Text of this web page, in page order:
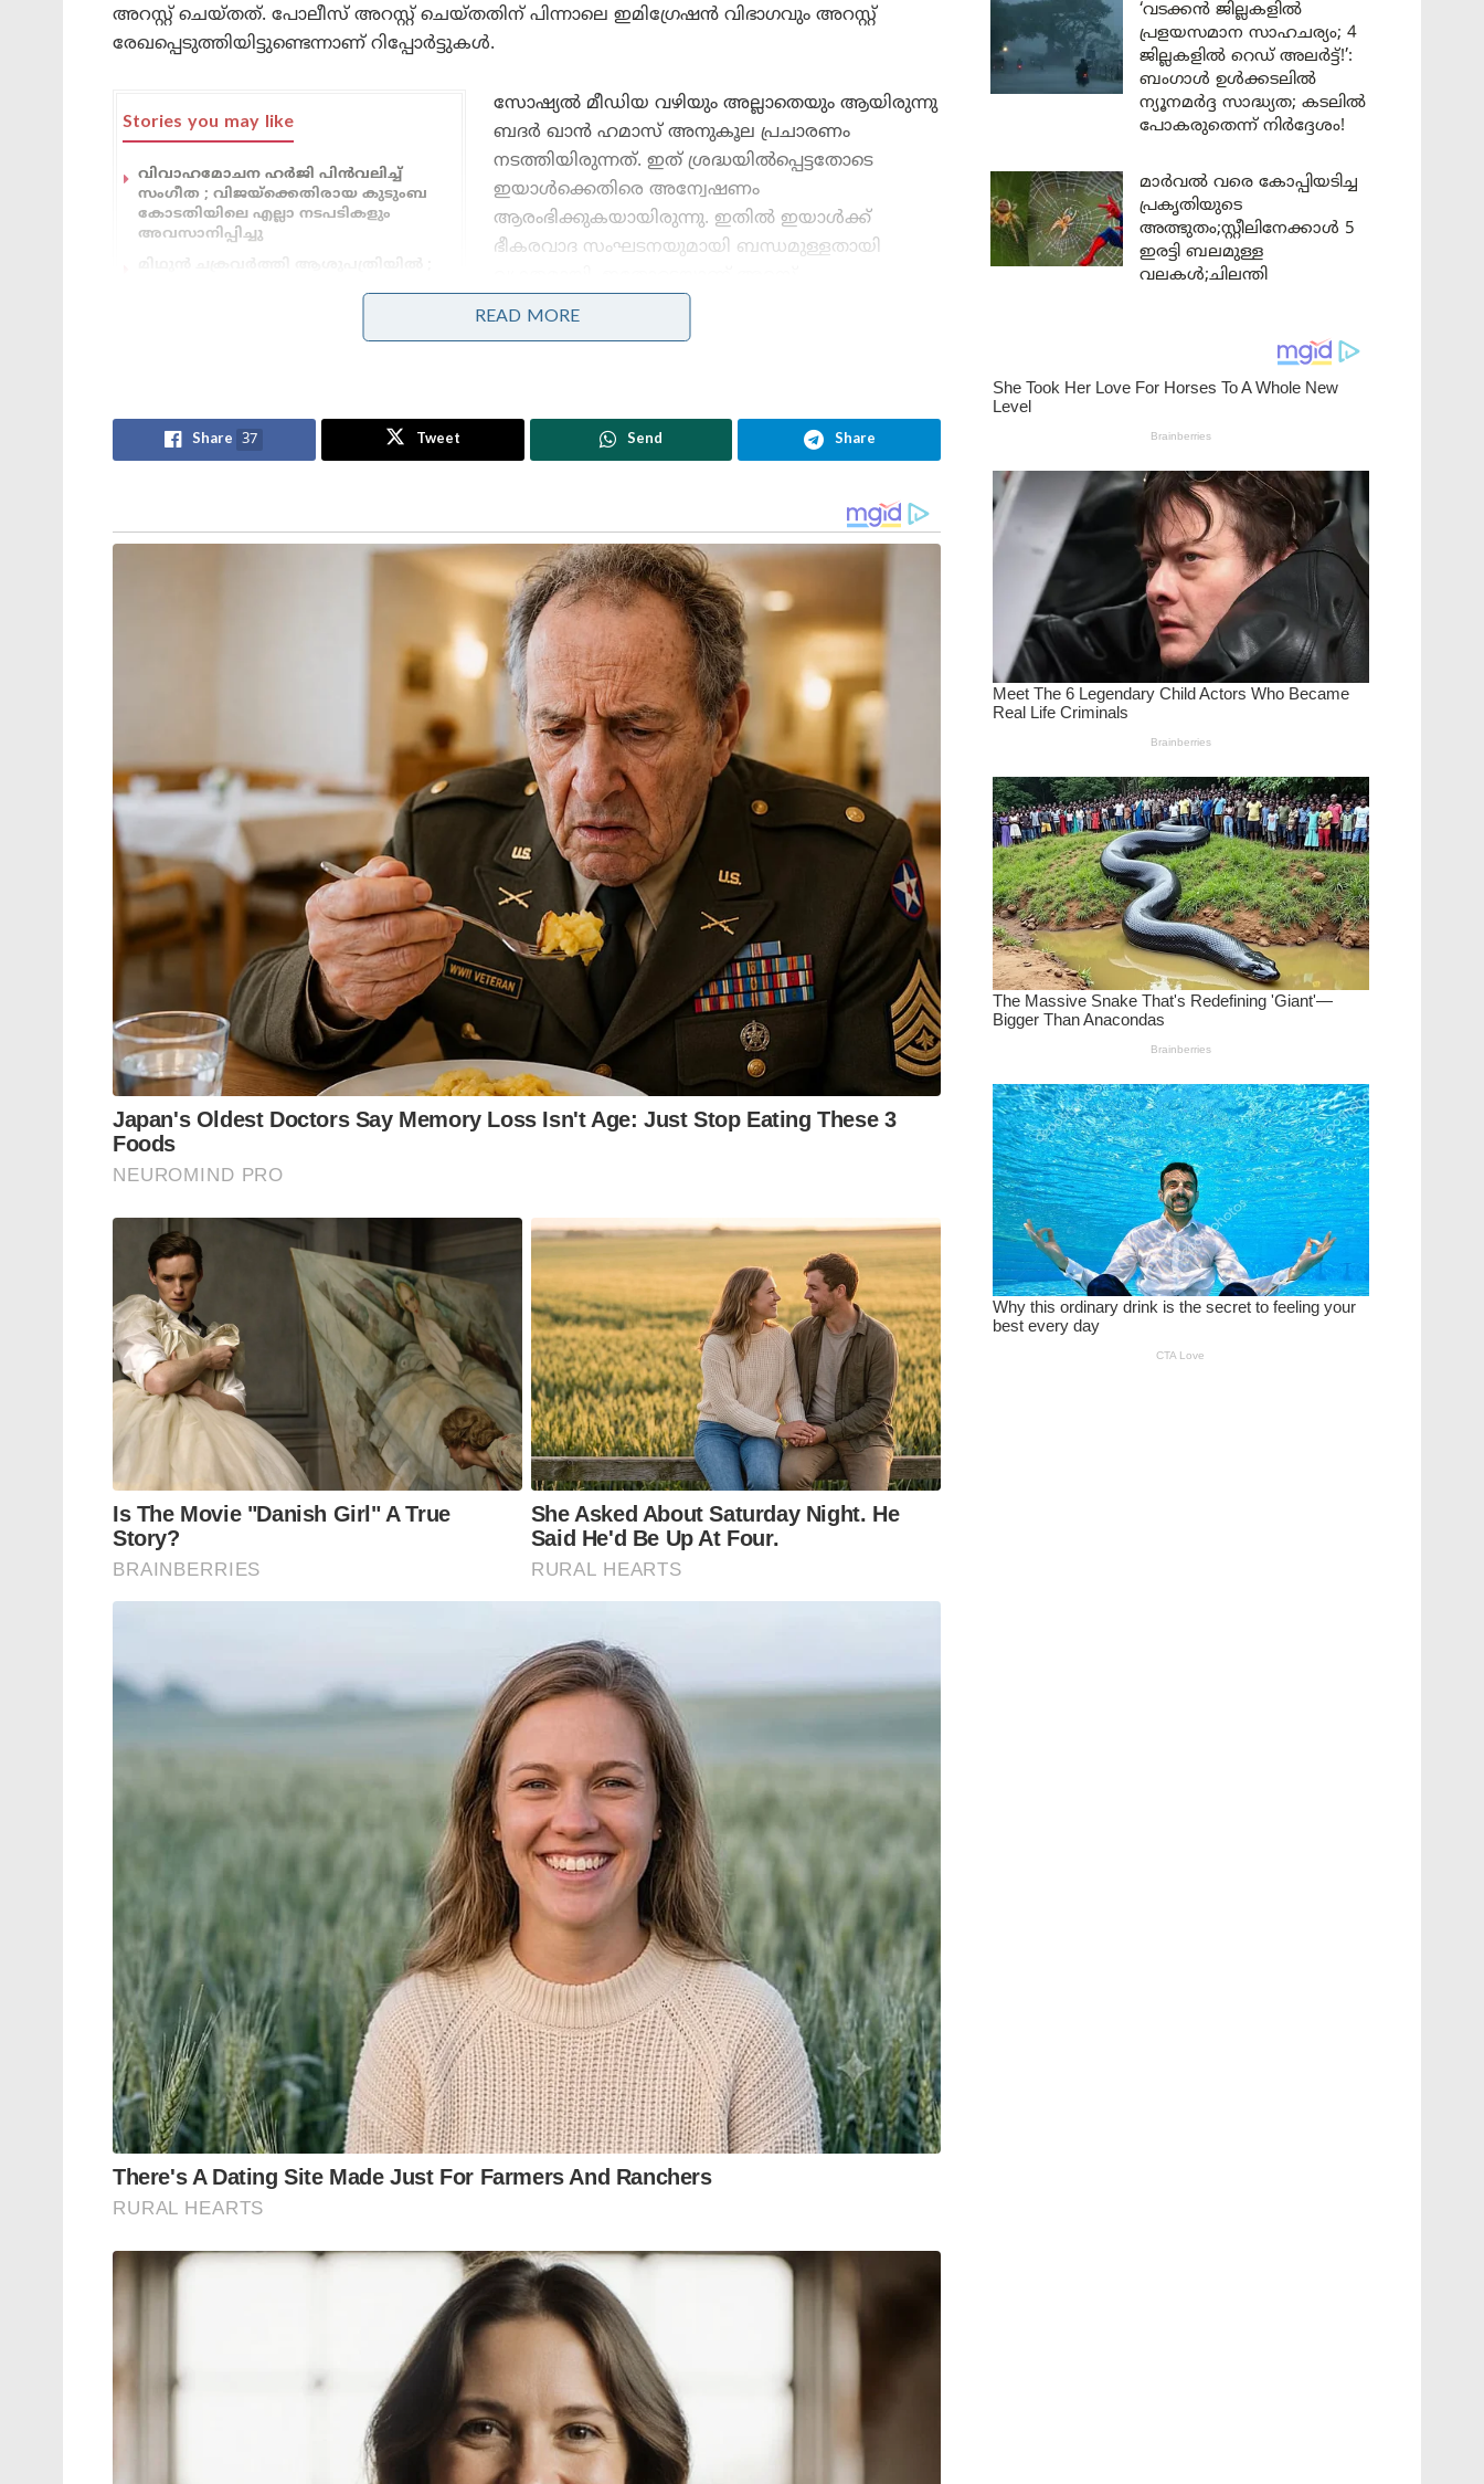
അറസ്റ്റ് ചെയ്തത്. പോലീസ് അറസ്റ്റ് ചെയ്തതിന് പിന്നാലെ ഇമിഗ്രേഷൻ വിഭാഗവും അറസ്റ്റ്
രേഖപ്പെടുത്തിയിട്ടുണ്ടെന്നാണ് റിപ്പോർട്ടുകൾ.
Stories you may like
വിവാഹമോചന ഹർജി പിൻവലിച്ച്
സംഗീത ; വിജയ്ക്കെതിരായ കുടുംബ
കോടതിയിലെ എല്ലാ നടപടികളും
അവസാനിപ്പിച്ചു
സോഷ്യൽ മീഡിയ വഴിയും അല്ലാതെയും ആയിരുന്നു
ബദർ ഖാൻ ഹമാസ് അനുകൂല പ്രചാരണം
നടത്തിയിരുന്നത്. ഇത് ശ്രദ്ധയിൽപ്പെട്ടതോടെ
ഇയാൾക്കെതിരെ അന്വേഷണം
ആരംഭിക്കുകയായിരുന്നു. ഇതിൽ ഇയാൾക്ക്
ഭീകരവാദ സംഘടനയുമായി ബന്ധമുള്ളതായി
രേഖപ്പെടുത്തിയത്. ഹമാസ് അനുകൂല പ്രചാരണം
നടത്തിയെന്നാണ് ഇയാൾക്കെതിരെ
ഹോംലാൻഡ് സെക്യൂരിറ്റി വകുപ്പ് അസിസ്റ്റന്റ് സെക്രട്ടറി ട്രീഷ്യ മക്‌ലാഫ്‌ളിൻ ഇക്കാര്യം
സ്ഥിരീകരിച്ചിട്ടുണ്ട്. ഹമാസ് ആശയങ്ങളുടെ സജീവ വക്താവായ ഇയാൾക്ക് ഭീകര സംഘടനയിലെ
കുറിച്ചു. മാർച്ച് 15 ന് സ്റ്റേറ്റ് സെക്രട്ടറി അദ്ദേഹത്തെ നാടുകടത്താൻ വിധിച്ചുവെന്നും അവർ ഒപ്പം
കുറിച്ചിട്ടുണ്ട്.
ജോർജ്ടൗൺ സർവ്വകലാശാലയിലെ എഡ്മണ്ട് എൽ വാൽഷ് സ്‌കൂൾ ഓഫ് ഫോറിൻ
സർവീസിലെ അൽവലീദ് ബിൻ തലാൽ സെന്റർ ഫോർ മുസ്ലീം-ക്രിസ്ത്യൻ അണ്ടർസ്റ്റാൻഡിംഗിൽ
പോസ്റ്റ് ഡോക്ടറൽ ഫെലോ ആണ് ബദർ ഖാൻ. കഴിഞ്ഞ ദിവസം ഹമാസ് അനുകൂല നിലപാടിനെ
തുടർന്ന് ഇന്ത്യൻ വിദ്യാർത്ഥിനിയുടെ വിസ റദ്ദാക്കി അമേരിക്ക തിരികെ അയച്ചിരുന്നു. ഇതിന്
പിന്നാലെയാണ് സമാനമായ മറ്റൊരു സംഭവം കൂടെ ഉണ്ടാകുന്നത്. കൊളംബിയ
യൂണിവേഴ്‌സിറ്റിയിലെ ഇന്ത്യൻ ഡോക്ടറൽ വിദ്യാർത്ഥിനിയെ ആണ് അമേരിക്ക വിസ റദ്ദാക്കി
തിരികെ അയച്ചത്.
Tags: badar khan suri
READ MORE
Share 37 Tweet Send Share
‘വടക്കൻ ജില്ലകളിൽ
പ്രളയസമാന സാഹചര്യം; 4
ജില്ലകളിൽ റെഡ് അലർട്ട്!’:
ബംഗാൾ ഉൾക്കടലിൽ
ന്യൂനമർദ്ദ സാദ്ധ്യത; കടലിൽ
പോകരുതെന്ന് നിർദ്ദേശം!
മാർവൽ വരെ കോപ്പിയടിച്ച
പ്രകൃതിയുടെ
അത്ഭുതം;സ്റ്റീലിനേക്കാൾ 5
ഇരട്ടി ബലമുള്ള
വലകൾ;ചിലന്തി